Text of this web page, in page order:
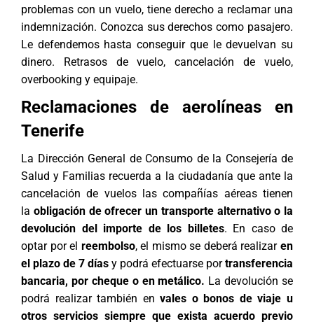
problemas con un vuelo, tiene derecho a reclamar una
indemnización. Conozca sus derechos como pasajero.
Le defendemos hasta conseguir que le devuelvan su
dinero. Retrasos de vuelo, cancelación de vuelo,
overbooking y equipaje.
Reclamaciones de aerolíneas en
Tenerife
La Dirección General de Consumo de la Consejería de
Salud y Familias recuerda a la ciudadanía que ante la
cancelación de vuelos las compañías aéreas tienen
la obligación de ofrecer un transporte alternativo o la
devolución del importe de los billetes. En caso de
optar por el reembolso, el mismo se deberá realizaren
el plazo de 7 días y podrá efectuarse portransferencia
bancaria, por cheque o en metálico. La devolución se
podrá realizar también envales o bonos de viaje u
otros servicios siempre que exista acuerdo previo